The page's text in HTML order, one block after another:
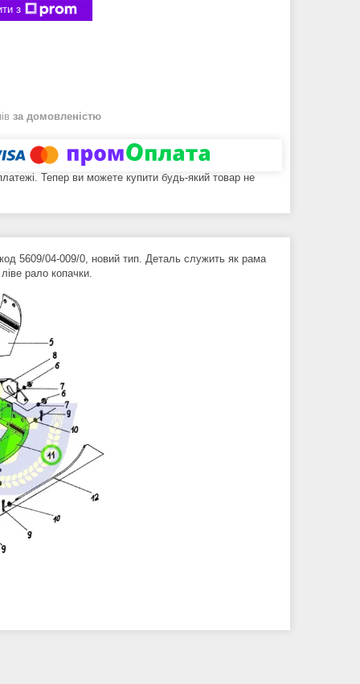
з
за домовленістю
Тепер ви можете купити будь-який товар не
5609/04-009/0, новий тип. Деталь служить як рама
рало копачки.